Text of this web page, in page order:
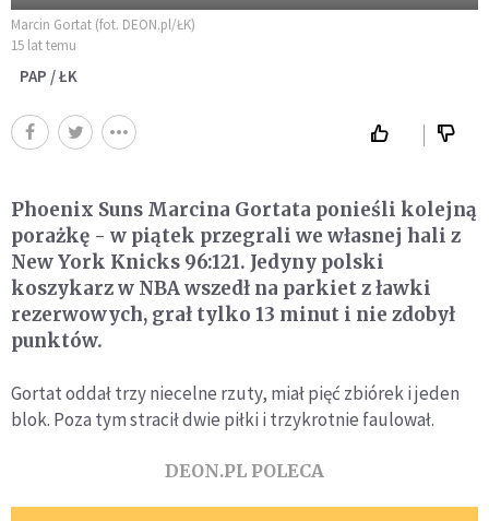
Marcin Gortat (fot. DEON.pl/ŁK)
15 lat temu
PAP / ŁK
Phoenix Suns Marcina Gortata ponieśli kolejną
porażkę - w piątek przegrali we własnej hali z
New York Knicks 96:121. Jedyny polski
koszykarz w NBA wszedł na parkiet z ławki
rezerwowych, grał tylko 13 minut i nie zdobył
punktów.
Gortat oddał trzy niecelne rzuty, miał pięć zbiórek i jeden
blok. Poza tym stracił dwie piłki i trzykrotnie faulował.
DEON.PL POLECA